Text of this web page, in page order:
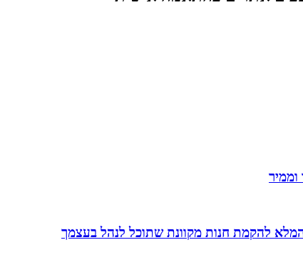
וממיר
להקמת חנות מקוונת שתוכל לנהל בעצמך